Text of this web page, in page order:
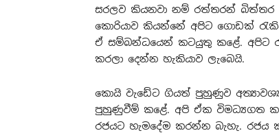
සරලව කියනවා නම් රත්තරන් බිත්තර
කොරියාව කියන්නේ අපිට ගොඩක්
ඒ සම්බන්ධයෙන් කටයුතු කළේ. අපිට
කරලා දෙන්න හැකියාව ලැබෙයි.
කොයි වැඩේට ගියත් පුහුණුව
පුහුණුවීම් කළේ. අපි ඒක විමධ්‍යගත
රජයට හැමදේම කරන්න බැහැ.